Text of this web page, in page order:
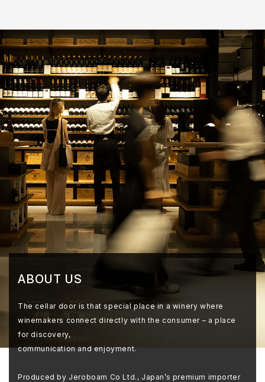
ABOUT US
The cellar door is that special place in a winery where
winemakers connect directly with the consumer – a place
for discovery,
communication and enjoyment.
Produced by Jeroboam Co Ltd., Japan’s premium importer